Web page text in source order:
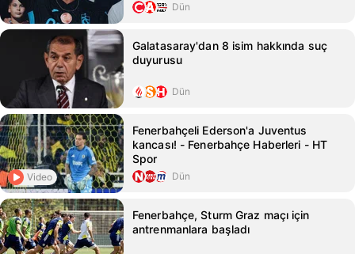
Dün
Galatasaray'dan 8 isim hakkında suç
duyurusu
Dün
Video
Fenerbahçeli Ederson'a Juventus
kancası! - Fenerbahçe Haberleri - HT
Spor
Dün
Fenerbahçe, Sturm Graz maçı için
antrenmanlara başladı